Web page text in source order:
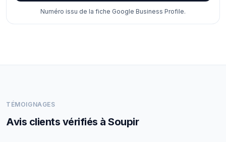
Numéro issu de la fiche Google Business Profile.
TÉMOIGNAGES
Avis clients vérifiés à Soupir